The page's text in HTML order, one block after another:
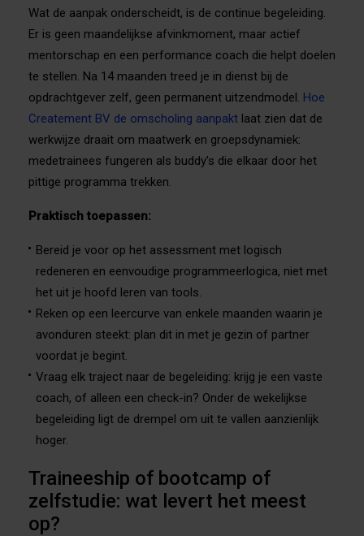
Wat de aanpak onderscheidt, is de continue begeleiding.
Er is geen maandelijkse afvinkmoment, maar actief
mentorschap en een performance coach die helpt doelen
te stellen. Na 14 maanden treed je in dienst bij de
opdrachtgever zelf, geen permanent uitzendmodel. Hoe
Createment BV de omscholing aanpakt laat zien dat de
werkwijze draait om maatwerk en groepsdynamiek:
medetrainees fungeren als buddy's die elkaar door het
pittige programma trekken.
Praktisch toepassen:
Bereid je voor op het assessment met logisch
redeneren en eenvoudige programmeerlogica, niet met
het uit je hoofd leren van tools.
Reken op een leercurve van enkele maanden waarin je
avonduren steekt: plan dit in met je gezin of partner
voordat je begint.
Vraag elk traject naar de begeleiding: krijg je een vaste
coach, of alleen een check-in? Onder de wekelijkse
begeleiding ligt de drempel om uit te vallen aanzienlijk
hoger.
Traineeship of bootcamp of
zelfstudie: wat levert het meest
op?